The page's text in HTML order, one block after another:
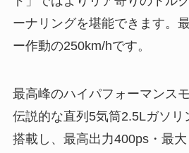
ーナリングを堪能できます。
ー作動の250km/hです。
最高峰のハイパフォーマンス
伝説的な直列5気筒2.5Lガソリ
搭載し、最高出力400ps・最大